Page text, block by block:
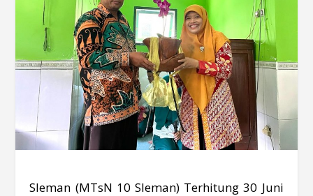
Sleman (MTsN 10 Sleman) Terhitung 30 Juni